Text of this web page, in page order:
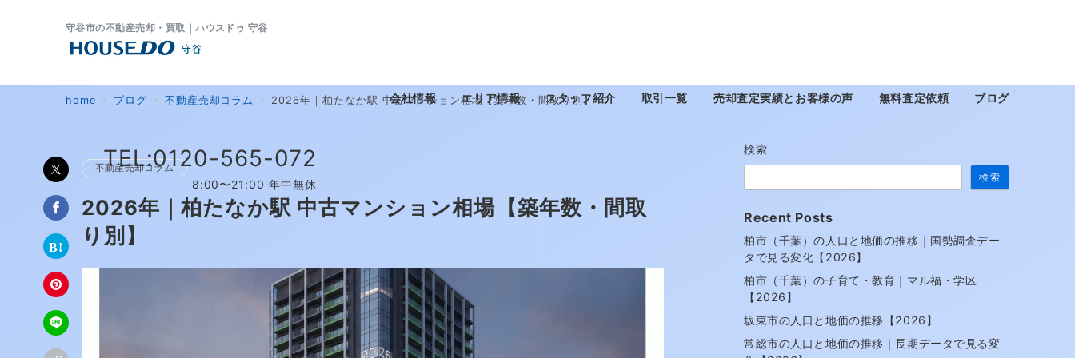
守谷市の不動産売却・買取｜ハウスドゥ 守谷
会社情報 エリア情報 スタッフ紹介 取引一覧 売却査定実績とお客様の声 無料査定依頼 ブログ
TEL:0120-565-072
8:00〜21:00 年中無休
home ブログ 不動産売却コラム 2026年｜柏たなか駅 中古マンション相場【築年数・間取り別】
不動産売却コラム
2026年｜柏たなか駅 中古マンション相場【築年数・間取
り別】
検索
検索
Recent Posts
柏市（千葉）の人口と地価の推移｜国勢調査デー
タで見る変化【2026】
柏市（千葉）の子育て・教育｜マル福・学区
【2026】
坂東市の人口と地価の推移【2026】
常総市の人口と地価の推移｜長期データで見る変